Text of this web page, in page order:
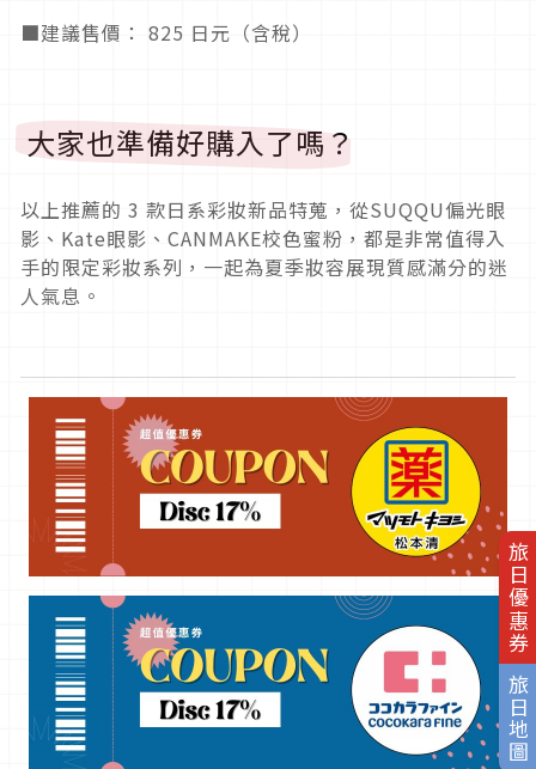
旅日優惠券
旅日地圖
■建議售價： 825 日元（含稅）
大家也準備好購入了嗎？
以上推薦的 3 款日系彩妝新品特蒐，從SUQQU偏光眼
影、 Kate眼影、 CANMAKE校色蜜粉，都是非常值得入
手的限定彩妝系列，一起為夏季妝容展現質感滿分的迷
人氣息。